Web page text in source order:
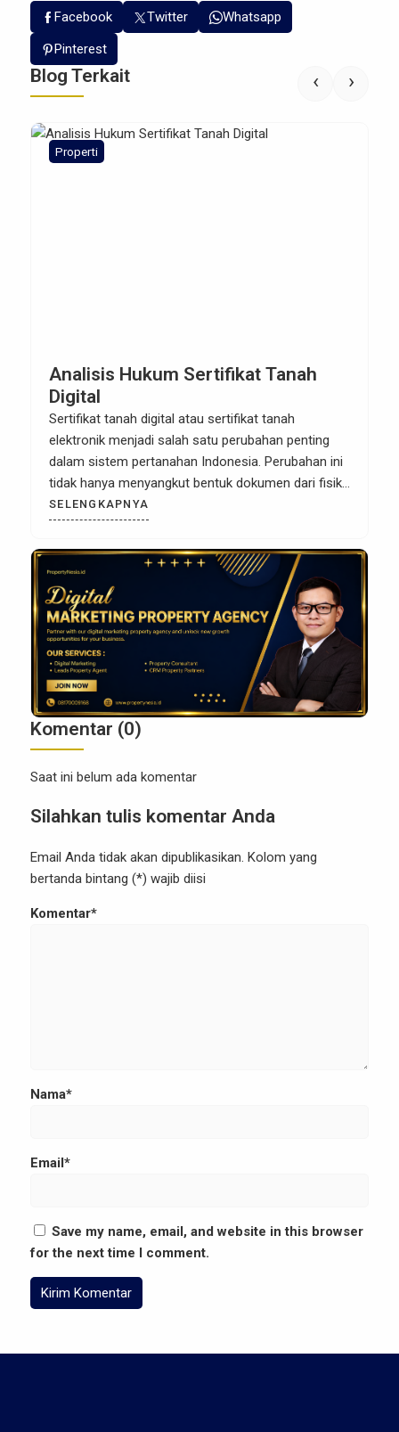
Facebook
Twitter
Whatsapp
Pinterest
Blog Terkait
Properti
Analisis Hukum Sertifikat Tanah
Digital
Sertifikat tanah digital atau sertifikat tanah
elektronik menjadi salah satu perubahan penting
dalam sistem pertanahan Indonesia. Perubahan ini
tidak hanya menyangkut bentuk dokumen dari fisik
ke elektronik, tetapi juga menyentuh aspek hukum,
dan praktik transaksi properti. Dalam konteks
hukum properti, sertifikat tanah memiliki posisi
yang sangat penting karena menjadi […]
SELENGKAPNYA
‹ ›
Komentar (0)
Saat ini belum ada komentar
Silahkan tulis komentar Anda
Email Anda tidak akan dipublikasikan. Kolom yang
bertanda bintang (*) wajib diisi
Komentar*
Nama*
Email*
Save my name, email, and website in this browser
for the next time I comment.